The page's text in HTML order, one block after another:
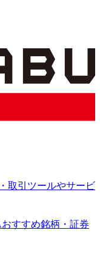
取引ツールやサービ
すすめ銘柄・証券